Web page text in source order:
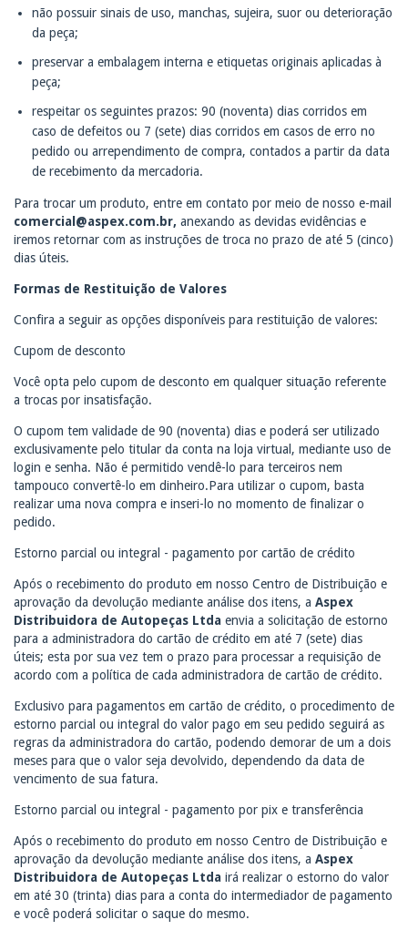
não possuir sinais de uso, manchas, sujeira, suor ou deterioração
da peça;
preservar a embalagem interna e etiquetas originais aplicadas à
peça;
respeitar os seguintes prazos: 90 (noventa) dias corridos em
caso de defeitos ou 7 (sete) dias corridos em casos de erro no
pedido ou arrependimento de compra, contados a partir da data
de recebimento da mercadoria.
Para trocar um produto, entre em contato por meio de nosso e-mail
comercial@aspex.com.br, anexando as devidas evidências e
iremos retornar com as instruções de troca no prazo de até 5 (cinco)
dias úteis.
Formas de Restituição de Valores
Confira a seguir as opções disponíveis para restituição de valores:
Cupom de desconto
Você opta pelo cupom de desconto em qualquer situação referente
a trocas por insatisfação.
O cupom tem validade de 90 (noventa) dias e poderá ser utilizado
exclusivamente pelo titular da conta na loja virtual, mediante uso de
login e senha. Não é permitido vendê-lo para terceiros nem
tampouco convertê-lo em dinheiro.Para utilizar o cupom, basta
realizar uma nova compra e inseri-lo no momento de finalizar o
pedido.
Estorno parcial ou integral - pagamento por cartão de crédito
Após o recebimento do produto em nosso Centro de Distribuição e
aprovação da devolução mediante análise dos itens, a Aspex
Distribuidora de Autopeças Ltda envia a solicitação de estorno
para a administradora do cartão de crédito em até 7 (sete) dias
úteis; esta por sua vez tem o prazo para processar a requisição de
acordo com a política de cada administradora de cartão de crédito.
Exclusivo para pagamentos em cartão de crédito, o procedimento de
estorno parcial ou integral do valor pago em seu pedido seguirá as
regras da administradora do cartão, podendo demorar de um a dois
meses para que o valor seja devolvido, dependendo da data de
vencimento de sua fatura.
Estorno parcial ou integral - pagamento por pix e transferência
Após o recebimento do produto em nosso Centro de Distribuição e
aprovação da devolução mediante análise dos itens, a Aspex
Distribuidora de Autopeças Ltda irá realizar o estorno do valor
em até 30 (trinta) dias para a conta do intermediador de pagamento
e você poderá solicitar o saque do mesmo.